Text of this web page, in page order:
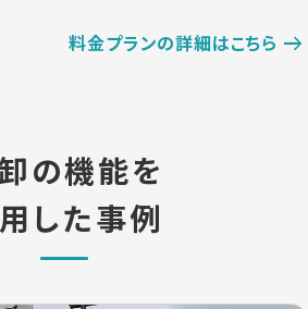
料金プランの詳細はこちら
の機能を
した事例